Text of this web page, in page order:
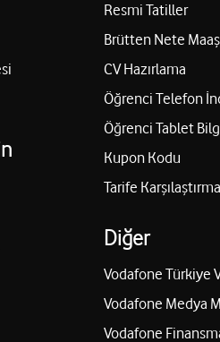
Resmi Tatiller
Brütten Nete
CV Hazırlama
Öğrenci Telefon
Öğrenci Tablet
Kupon Kodu
Tarife Karşılaştırma
Diğer
Vodafone Türkiye
Vodafone Medya
Vodafone